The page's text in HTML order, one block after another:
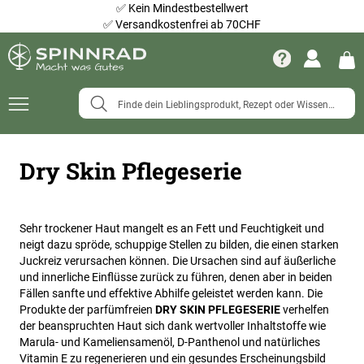
✅ Kein Mindestbestellwert
✅Versandkostenfrei ab 70CHF
Navigation
Dry Skin Pflegeserie
Sehr trockener Haut mangelt es an Fett und Feuchtigkeit und
neigt dazu spröde, schuppige Stellen zu bilden, die einen starken
Juckreiz verursachen können. Die Ursachen sind auf äußerliche
und innerliche Einflüsse zurück zu führen, denen aber in beiden
Fällen sanfte und effektive Abhilfe geleistet werden kann. Die
Produkte der parfümfreien DRY SKIN PFLEGESERIEverhelfen
der beanspruchten Haut sich dank wertvoller Inhaltstoffe wie
Marula- und Kameliensamenöl, D-Panthenol und natürliches
Vitamin E zu regenerieren und ein gesundes Erscheinungsbild